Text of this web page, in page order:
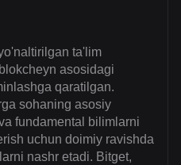
ta'lim
asosidagi
qaratilgan.
sohaning asosiy
fundamental bilimlarni
uchun doimiy ravishda
nashr etadi. Bitget,